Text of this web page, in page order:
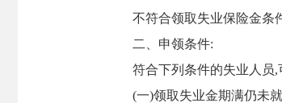
不符合领取失业保险金条
二、申领条件:
符合下列条件的失业人员
(一)领取失业金期满仍未